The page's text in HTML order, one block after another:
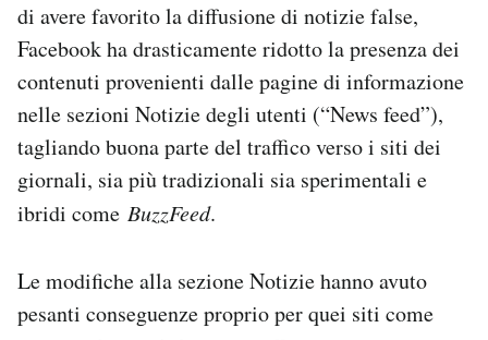
di avere favorito la diffusione di notizie false,
Facebook ha drasticamente ridotto la presenza dei
contenuti provenienti dalle pagine di informazione
nelle sezioni Notizie degli utenti (“News feed”),
tagliando buona parte del traffico verso i siti dei
giornali, sia più tradizionali sia sperimentali e
ibridi come BuzzFeed.
Le modifiche alla sezione Notizie hanno avuto
pesanti conseguenze proprio per quei siti come